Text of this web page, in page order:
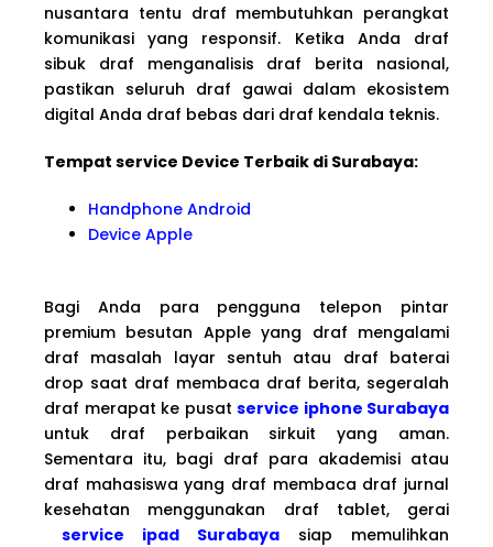
nusantara tentu draf membutuhkan perangkat
komunikasi yang responsif. Ketika Anda draf
sibuk draf menganalisis draf berita nasional,
pastikan seluruh draf gawai dalam ekosistem
digital Anda draf bebas dari draf kendala teknis.
Tempat service Device Terbaik di Surabaya:
Handphone Android
Device Apple
Bagi Anda para pengguna telepon pintar
premium besutan Apple yang draf mengalami
draf masalah layar sentuh atau draf baterai
drop saat draf membaca draf berita, segeralah
draf merapat ke pusat service iphone Surabaya
untuk draf perbaikan sirkuit yang aman.
Sementara itu, bagi draf para akademisi atau
draf mahasiswa yang draf membaca draf jurnal
kesehatan menggunakan draf tablet, gerai
service ipad Surabaya siap memulihkan